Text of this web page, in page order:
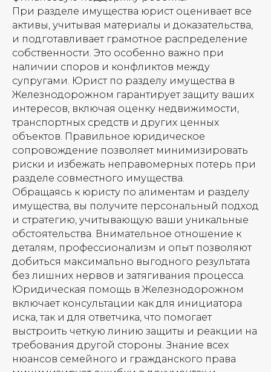
При разделе имущества юрист оценивает все
активы, учитывая материалы и доказательства,
и подготавливает грамотное распределение
собственности. Это особенно важно при
наличии споров и конфликтов между
супругами. Юрист по разделу имущества в
Железнодорожном гарантирует защиту ваших
интересов, включая оценку недвижимости,
транспортных средств и других ценных
объектов. Правильное юридическое
сопровождение позволяет минимизировать
риски и избежать неправомерных потерь при
разделе совместного имущества.
Обращаясь к юристу по алиментам и разделу
имущества, вы получите персональный подход
и стратегию, учитывающую ваши уникальные
обстоятельства. Внимательное отношение к
деталям, профессионализм и опыт позволяют
добиться максимально выгодного результата
без лишних нервов и затягивания процесса.
Юридическая помощь в Железнодорожном
включает консультации как для инициатора
иска, так и для ответчика, что помогает
выстроить четкую линию защиты и реакции на
требования другой стороны. Знание всех
нюансов семейного и гражданского права